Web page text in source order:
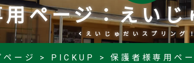
ページ：えい
えいじゅだいスプリング
ージ > PICKUP >保護者様専用ペ